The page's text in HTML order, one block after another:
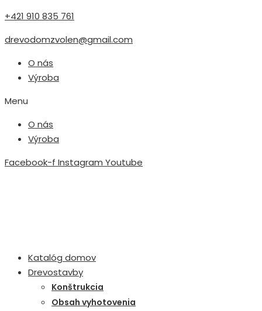
+421 910 835 761
drevodomzvolen@gmail.com
O nás
Výroba
Menu
O nás
Výroba
Facebook-f Instagram Youtube
Katalóg domov
Drevostavby
Konštrukcia
Obsah vyhotovenia